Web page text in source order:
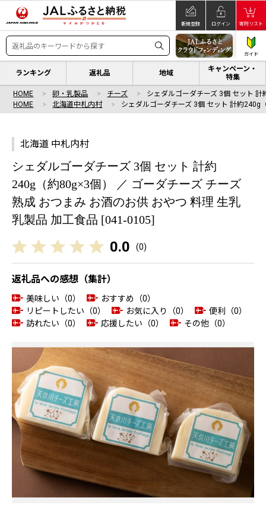
新規登録 ログイン 寄附リスト
ガイド
ランキング 返礼品 地域
キャンペーン・
特集
HOME 卵・乳製品 チーズ
シェダルゴーダチーズ 3個 セット
HOME
北海道中札内村 シェダルゴーダチーズ 3個 セット 計約240g
北海道 中札内村
シェダルゴーダチーズ 3個 セット 計約
240g（約80g×3個） ／ ゴーダチーズ チーズ
熟成 おつまみ お酒のお供 おやつ 料理 生乳
乳製品 加工食品 [041-0105]
0.0 (0)
返礼品への感想（集計）
美味しい（0）
おすすめ（0）
リピートしたい（0）
お気に入り（0）
便利（0）
訪れたい（0）
応援したい（0） その他（0）